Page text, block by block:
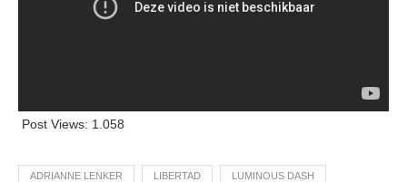
Post Views: 1.058
ADRIANNE LENKER LIBERTAD LUMINOUS DASH